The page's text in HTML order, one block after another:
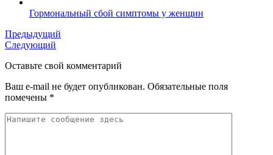
Гормональный сбой симптомы у женщин
Предыдущий
Следующий
Оставьте свой комментарий
Ваш e-mail не будет опубликован. Обязательные поля
помечены *